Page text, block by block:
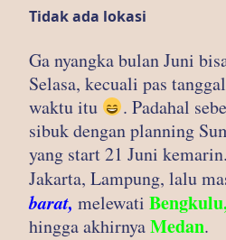
Tidak ada lokasi
Ga nyangka bulan Juni
Selasa, kecuali pas
waktu itu
. Padahal
sibuk dengan planning
yang start 21 Juni
Jakarta, Lampung, lalu
barat, melewati
hingga akhirnyaMedan.